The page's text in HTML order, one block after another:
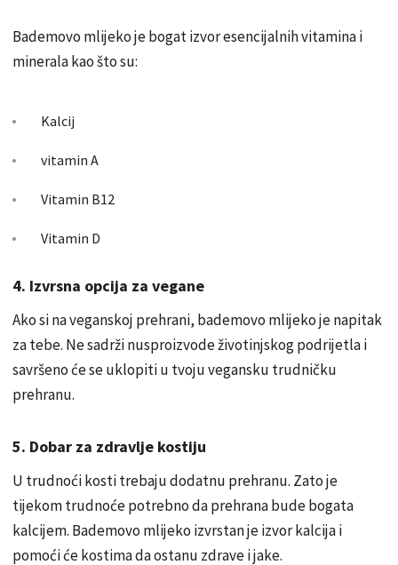
Bademovo mlijeko je bogat izvor esencijalnih vitamina i
minerala kao što su:
Kalcij
vitamin A
Vitamin B12
Vitamin D
4. Izvrsna opcija za vegane
Ako si na veganskoj prehrani, bademovo mlijeko je napitak
za tebe. Ne sadrži nusproizvode životinjskog podrijetla i
savršeno će se uklopiti u tvoju vegansku trudničku
prehranu.
5. Dobar za zdravlje kostiju
U trudnoći kosti trebaju dodatnu prehranu. Zato je
tijekom trudnoće potrebno da prehrana bude bogata
kalcijem. Bademovo mlijeko izvrstan je izvor kalcija i
pomoći će kostima da ostanu zdrave i jake.